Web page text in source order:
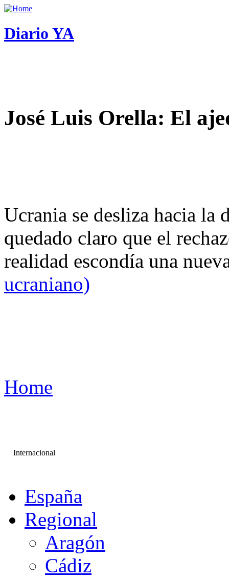
Diario YA
José Luis Orella: El
Ucrania se desliza hacia
quedado claro que el
realidad escondía una
ucraniano)
Home
Internacional
España
Regional
Aragón
Cádiz